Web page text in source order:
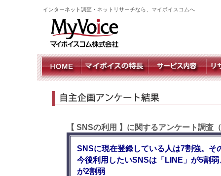
インターネット調査・ネットリサーチなら、マイボイスコムへ
【 SNSの利用 】に関するアンケート調査
SNSに現在登録している人は7割強。そ
今後利用したいSNSは「LINE」が5割
が2割弱